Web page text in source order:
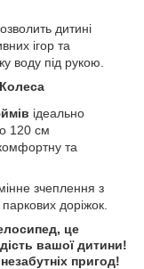
дитині
ігор та
воду під рукою.
ідеально
120 см
та
зчеплення з
доріжок.
це
вашої дитини!
пригод!